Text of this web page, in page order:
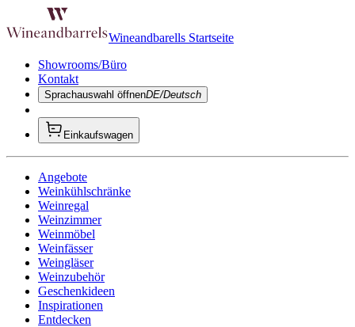
Wineandbarells Startseite
Showrooms/Büro
Kontakt
Sprachauswahl öffnenDE/Deutsch
Einkaufswagen
Angebote
Weinkühlschränke
Weinregal
Weinzimmer
Weinmöbel
Weinfässer
Weingläser
Weinzubehör
Geschenkideen
Inspirationen
Entdecken